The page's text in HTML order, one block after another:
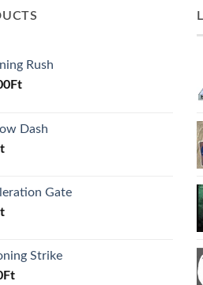
Rush
Ft
Dash
Gate
Strike
Ft